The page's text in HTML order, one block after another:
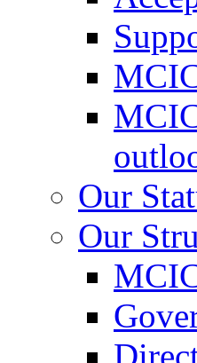
Our
Our